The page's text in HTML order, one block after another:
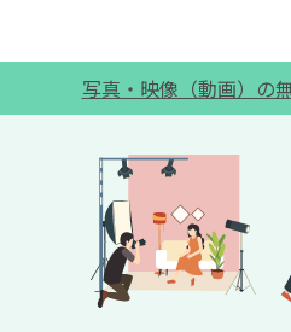
写真・映像（動画）の